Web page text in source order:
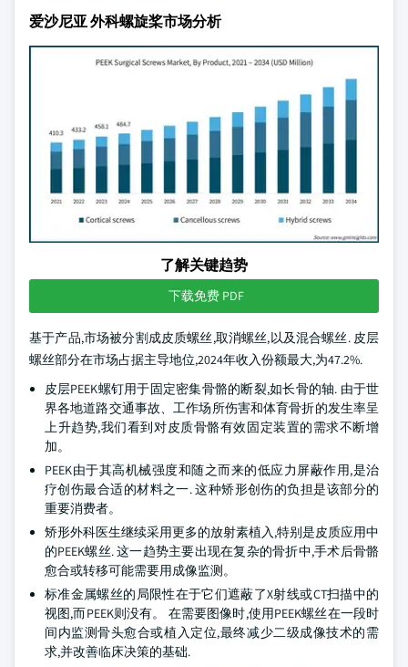
爱沙尼亚 外科螺旋桨市场分析
了解关键趋势
下载免费 PDF
基于产品,市场被分割成皮质螺丝,取消螺丝,以及混合螺丝. 皮层
螺丝部分在市场占据主导地位,2024年收入份额最大,为47.2%.
皮层PEEK螺钉用于固定密集骨骼的断裂,如长骨的轴. 由于世
界各地道路交通事故、工作场所伤害和体育骨折的发生率呈
上升趋势,我们看到对皮质骨骼有效固定装置的需求不断增
加。
PEEK由于其高机械强度和随之而来的低应力屏蔽作用,是治
疗创伤最合适的材料之一. 这种矫形创伤的负担是该部分的
重要消费者。
矫形外科医生继续采用更多的放射素植入,特别是皮质应用中
的PEEK螺丝. 这一趋势主要出现在复杂的骨折中,手术后骨骼
愈合或转移可能需要用成像监测。
标准金属螺丝的局限性在于它们遮蔽了X射线或CT扫描中的
视图,而PEEK则没有。 在需要图像时,使用PEEK螺丝在一段时
间内监测骨头愈合或植入定位,最终减少二级成像技术的需
求,并改善临床决策的基础.